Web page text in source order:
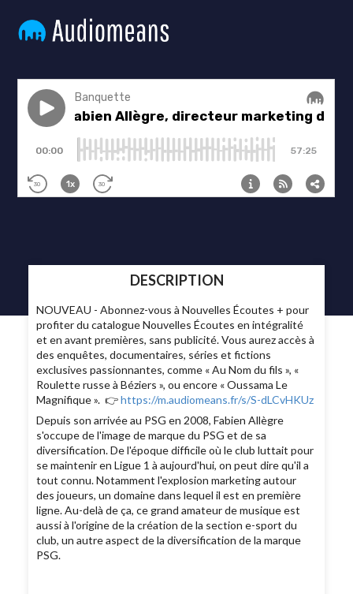
DESCRIPTION
NOUVEAU - Abonnez-vous à Nouvelles Écoutes + pour
profiter du catalogue Nouvelles Écoutes en intégralité
et en avant premières, sans publicité. Vous aurez accès à
des enquêtes, documentaires, séries et fictions
exclusives passionnantes, comme « Au Nom du fils », «
Roulette russe à Béziers », ou encore « Oussama Le
Magnifique ». 👉https://m.audiomeans.fr/s/S-dLCvHKUz
Depuis son arrivée au PSG en 2008, Fabien Allègre
s'occupe de l'image de marque du PSG et de sa
diversification. De l'époque difficile où le club luttait pour
se maintenir en Ligue 1 à aujourd'hui, on peut dire qu'il a
tout connu. Notamment l'explosion marketing autour
des joueurs, un domaine dans lequel il est en première
ligne. Au-delà de ça, ce grand amateur de musique est
aussi à l'origine de la création de la section e-sport du
club, un autre aspect de la diversification de la marque
PSG.